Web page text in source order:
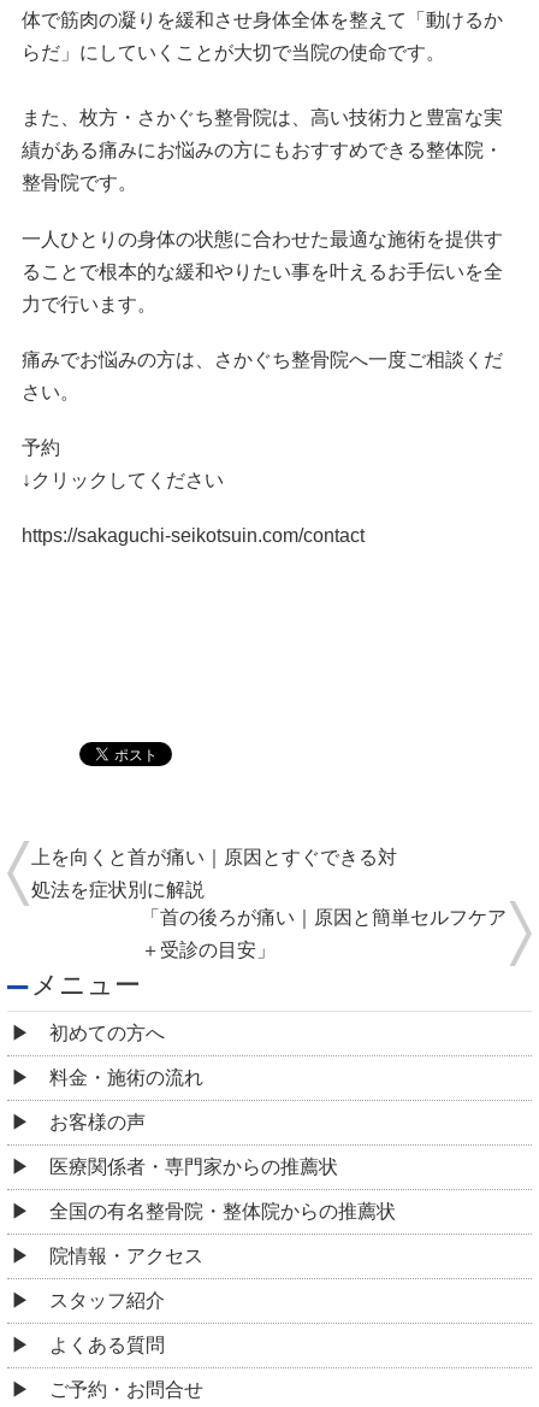
体で筋肉の凝りを緩和させ身体全体を整えて「動けるか
らだ」にしていくことが大切で当院の使命です。
また、枚方・さかぐち整骨院は、高い技術力と豊富な実
績がある痛みにお悩みの方にもおすすめできる整体院・
整骨院です。
一人ひとりの身体の状態に合わせた最適な施術を提供す
ることで根本的な緩和やりたい事を叶えるお手伝いを全
力で行います。
痛みでお悩みの方は、さかぐち整骨院へ一度ご相談くだ
さい。
予約
↓クリックしてください
https://sakaguchi-seikotsuin.com/contact
上を向くと首が痛い｜原因とすぐできる対
処法を症状別に解説
「首の後ろが痛い｜原因と簡単セルフケア
＋受診の目安」
メニュー
初めての方へ
料金・施術の流れ
お客様の声
医療関係者・専門家からの推薦状
全国の有名整骨院・整体院からの推薦状
院情報・アクセス
スタッフ紹介
よくある質問
ご予約・お問合せ